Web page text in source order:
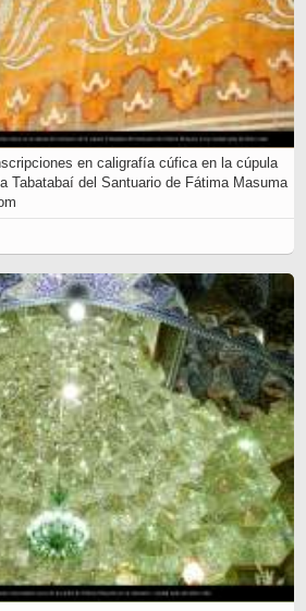
en caligrafía cúfica en la cúpula
Tabatabaí del Santuario de Fátima Masuma